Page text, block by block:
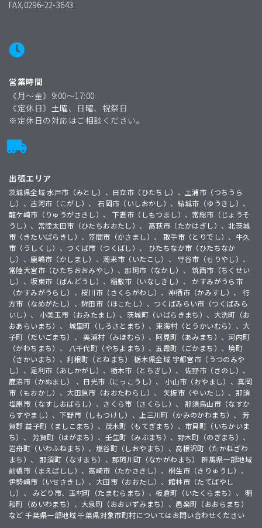
FAX.0296-22-3643
営業時間
《月〜金》9:00〜17:00
《定休日》土曜、日曜、祝祭日
※定休日の対応はご相談ください。
出張エリア
茨城県全域 水戸市（みとし）、日立市（ひたちし）、土浦市（つちうら
し）、古河市（こがし）、 石岡市（いしおかし）、結城市（ゆうきし）、
龍ケ崎市（りゅうがさきし）、 下妻市（しもつまし）、常総市（じょうそ
うし）、常陸太田市（ひたちおおたし）、 高萩市（たかはぎし）、北茨城
市（きたいばらきし）、笠間市（かさまし）、 取手市（とりでし）、牛久
市（うしくし）、つくば市（つくばし）、 ひたちなか市（ひたちなか
し）、鹿嶋市（かしまし）、潮来市（いたこし）、 守谷市（もりやし）、
常陸大宮市（ひたちおおみやし）、那珂市（なかし）、 筑西市（ちくせい
し）、坂東市（ばんどうし）、稲敷市（いなしきし）、 かすみがうら市
（かすみがうらし）、桜川市（さくらがわし）、神栖市（かみすし）、 行
方市（なめがたし）、鉾田市（ほこたし）、つくばみらい市（つくばみら
いし）、 小美玉市（おみたまし）、茨城町（いばらきまち）、大洗町（お
おあらいまち）、 城里町（しろさとまち）、東海村（とうかいむら）、大
子町（だいごまち）、 美浦村（みほむら）、阿見町（あみまち）、河内町
（かわちまち）、 八千代町（やちよまち）、五霞町（ごかまち）、境町
（さかいまち）、利根町（とねまち） 栃木県全域 宇都宮市（うつのみや
し）、足利市（あしかがし）、栃木市（とちぎし）、 佐野市（さのし）、
鹿沼市（かぬまし） 、日光市（にっこうし）、 小山市（おやまし）、真岡
市（もおかし）、大田原市（おおたわらし）、 矢板市（やいたし）、那須
塩原市（なすしおばらし）、さくら市（さくらし）、 那須烏山市（なすか
らすやまし）、下野市（しもつけし）、上三川町（かみのかわまち）、 芳
賀郡 益子町（ましこまち）、茂木町（もてぎまち）、市貝町（いちかいま
ち）、 芳賀町（はがまち）、壬生町（みぶまち）、野木町（のぎまち）、
岩舟町（いわふねまち）、塩谷町（しおやまち）、高根沢町（たかねざわ
まち）、 那須町（なすまち）、那珂川町（なかがわまち） 群馬県一部地域
前橋市（まえばしし）、高崎市（たかさきし）、桐生市（きりゅうし）、
伊勢崎市（いせさきし）、大田市（おおたし）、館林市（たてばやし
し）、 みどり市、玉村町（たまむらまち）、板倉町（いたくらまち）、 明
和町（めいわまち）、大泉町（おおいずみまち）、邑楽町（おおらまち）
など 千葉県一部地域 千葉県対象市町村についてはお問い合わせください